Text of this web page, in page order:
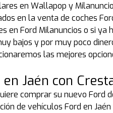
en Wallapop y
en la venta de coches
en Ford Milanuncios o si
bajos y por muy poco
las mejores
Jaén con
comprar su nuevo Ford
de vehículos Ford en